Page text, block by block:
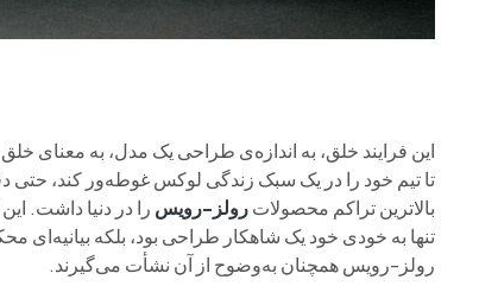
این فرایند خلق، به اندازه‌ی طراحی یک مدل، به معنای
تا تیم خود را در یک سبک زندگی لوکس غوطه‌ور کند، حتی
بالاترین تراکم محصولاترولز-رویس را در دنیا داشت.
تنها به خودی خود یک شاهکار طراحی بود، بلکه
رولز-رویس همچنان به‌وضوح از آن نشأت می‌گیرند.